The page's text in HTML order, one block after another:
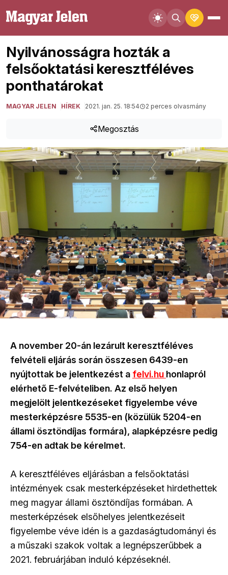
Nyilvánosságra hozták a
felsőoktatási keresztféléves
ponthatárokat
MAGYAR JELEN HÍREK 2021. jan. 25. 18:54 2 perces olvasmány
Megosztás
A november 20-án lezárult keresztféléves
felvételi eljárás során összesen 6439-en
nyújtottak be jelentkezést a felvi.hu honlapról
elérhető E-felvételiben. Az első helyen
megjelölt jelentkezéseket figyelembe véve
mesterképzésre 5535-en (közülük 5204-en
állami ösztöndíjas formára), alapképzésre pedig
754-en adtak be kérelmet.
A keresztféléves eljárásban a felsőoktatási
intézmények csak mesterképzéseket hirdethettek
meg magyar állami ösztöndíjas formában. A
mesterképzések elsőhelyes jelentkezéseit
figyelembe véve idén is a gazdaságtudományi és
a műszaki szakok voltak a legnépszerűbbek a
2021. februárjában induló képzéseknél.